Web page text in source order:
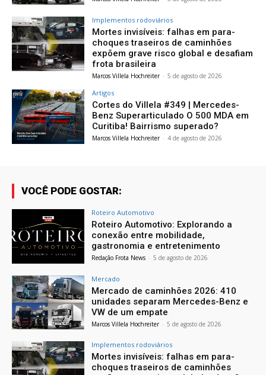
Implementos rodoviários
Mortes invisíveis: falhas em para-
choques traseiros de caminhões
expõem grave risco global e desafiam
frota brasileira
Marcos Villela Hochreiter - 5 de agosto de 2026
Artigos
Cortes do Villela #349 | Mercedes-
Benz Superarticulado O 500 MDA em
Curitiba! Bairrismo superado?
Marcos Villela Hochreiter - 4 de agosto de 2026
VOCÊ PODE GOSTAR:
Roteiro Automotivo
Roteiro Automotivo: Explorando a
conexão entre mobilidade,
gastronomia e entretenimento
Redação Frota News - 5 de agosto de 2026
Mercado
Mercado de caminhões 2026: 410
unidades separam Mercedes-Benz e
VW de um empate
Marcos Villela Hochreiter - 5 de agosto de 2026
Implementos rodoviários
Mortes invisíveis: falhas em para-
choques traseiros de caminhões